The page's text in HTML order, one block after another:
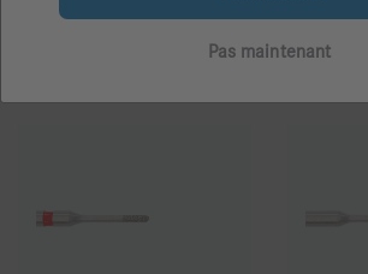
68,76 €
Pas maintenant